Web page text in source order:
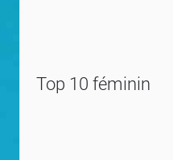
Top 10 féminin